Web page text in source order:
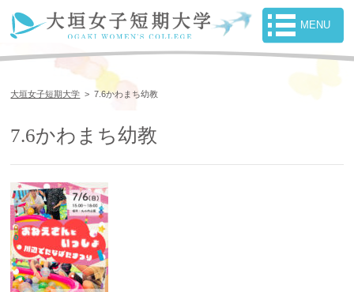
大垣女子短期大学 >7.6かわまち幼教
7.6かわまち幼教